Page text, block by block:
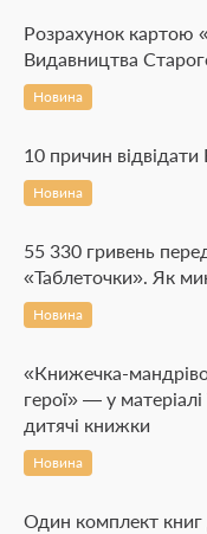
Розрахунок картою
Видавництва
Новина
10 причин
Новина
55 330 гривень
«Таблеточки». Як
Новина
«Книжечка-
герої» — у
дитячі книжки
Новина
Один комплект